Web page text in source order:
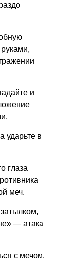
и
ударьте в
глаза
меч.
— атака
с мечом.